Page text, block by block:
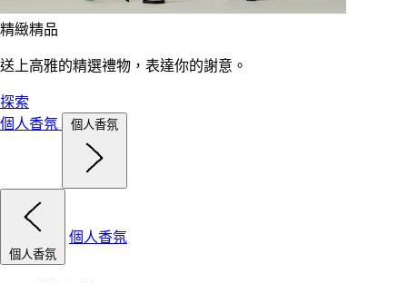
精緻精品
送上高雅的精選禮物，表達你的謝意。
探索
個人香氛
個人香氛
個人香氛
個人香氛